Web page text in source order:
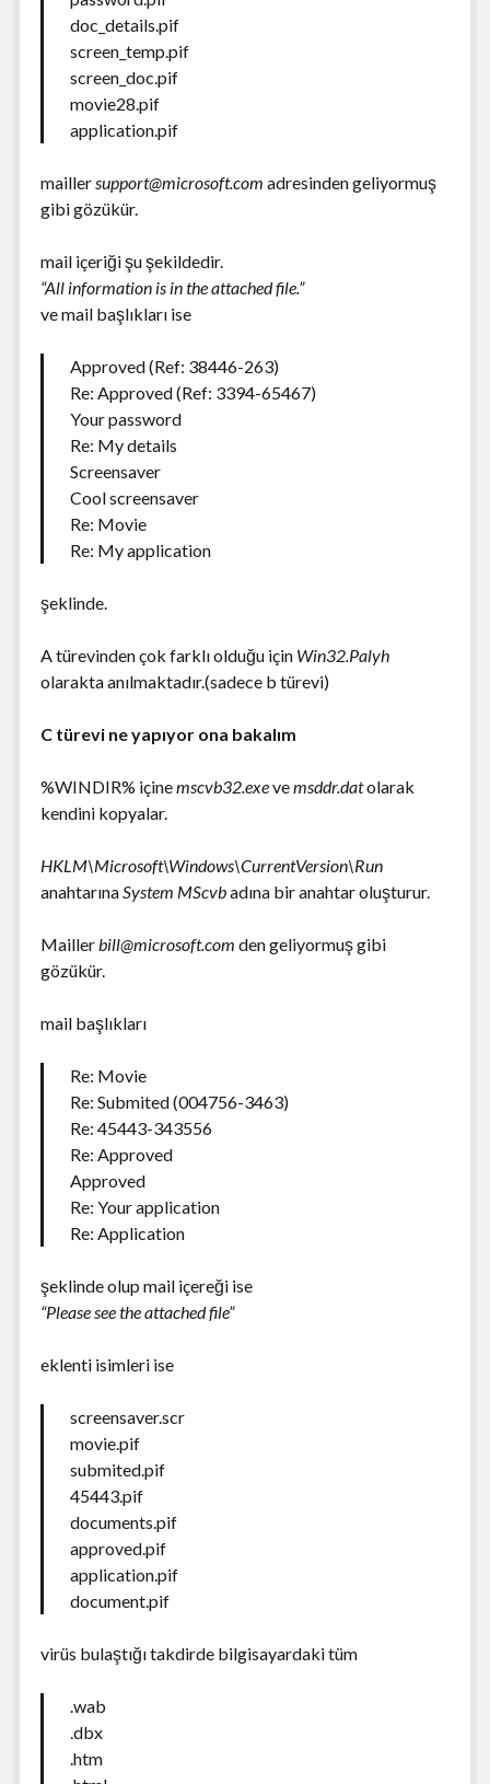
doc_details.pif
screen_temp.pif
screen_doc.pif
movie28.pif
application.pif
maillersupport@microsoft.com adresinden geliyormuş
gibi gözükür.
mail içeriği şu şekildedir.
“All information is in the attached file.”
ve mail başlıkları ise
Approved (Ref: 38446-263)
Re: Approved (Ref: 3394-65467)
Your password
Re: My details
Screensaver
Cool screensaver
Re: Movie
Re: My application
şeklinde.
A türevinden çok farklı olduğu için Win32.Palyh
olarakta anılmaktadır.(sadece b türevi)
C türevi ne yapıyor ona bakalım
%WINDIR% içinemscvb32.exevemsddr.datolarak
kendini kopyalar.
HKLM\Microsoft\Windows\CurrentVersion\Run
anahtarınaSystem MScvbadına bir anahtar oluşturur.
Maillerbill@microsoft.com den geliyormuş gibi
gözükür.
mail başlıkları
Re: Movie
Re: Submited (004756-3463)
Re: 45443-343556
Re: Approved
Approved
Re: Your application
Re: Application
şeklinde olup mail içereği ise
“Please see the attached file”
eklenti isimleri ise
screensaver.scr
movie.pif
submited.pif
45443.pif
documents.pif
approved.pif
application.pif
document.pif
virüs bulaştığı takdirde bilgisayardaki tüm
.wab
.dbx
.htm